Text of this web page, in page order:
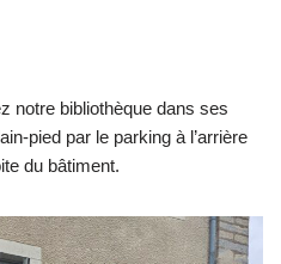
notre bibliothèque dans ses
pied par le parking à l’arrière
du bâtiment.